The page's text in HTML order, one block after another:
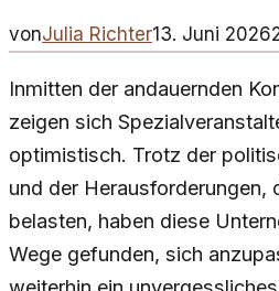
vonJulia Richter13. Juni 2026
Inmitten der andauernden
zeigen sich
optimistisch. Trotz der
und der Herausforderungen,
belasten, haben diese
Wege gefunden, sich